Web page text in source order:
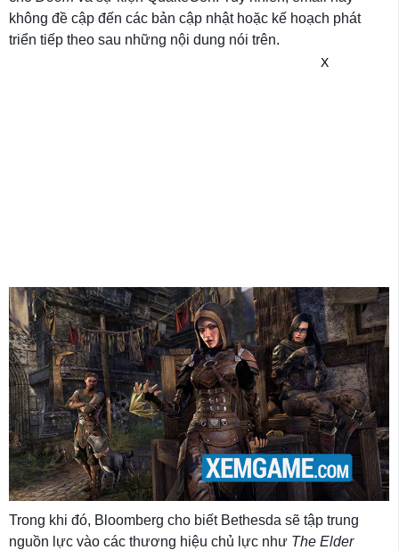
không đề cập đến các bản cập nhật hoặc kế hoạch phát
triển tiếp theo sau những nội dung nói trên.
X
Trong khi đó, Bloomberg cho biết Bethesda sẽ tập trung
nguồn lực vào các thương hiệu chủ lực như The Elder